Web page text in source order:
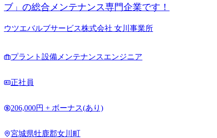
ブ」の総合メンテナンス専門企業です！
ウツエバルブサービス株式会社 女川事業所
プラント設備メンテナンスエンジニア
正社員
206,000円 + ボーナス(あり)
宮城県牡鹿郡女川町